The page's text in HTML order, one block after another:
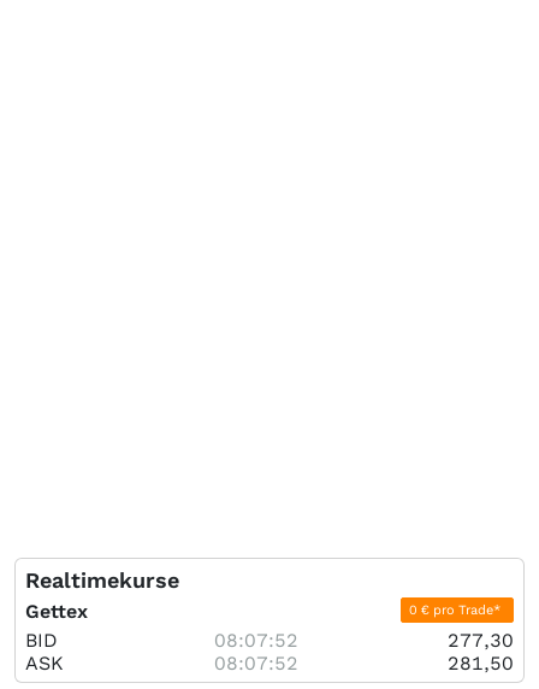
Realtimekurse
Gettex 0 € pro Trade*
BID 08:07:52
277,30
ASK
08:07:52 281,50